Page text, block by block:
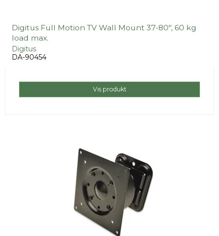
Digitus Full Motion TV Wall Mount 37-80", 60 kg
load max.
Digitus
DA-90454
Vis produkt